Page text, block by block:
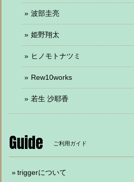
波部圭亮
姫野翔太
ヒノモトナツミ
Rew10works
若生 沙耶香
Guide ご利用ガイド
triggerについて